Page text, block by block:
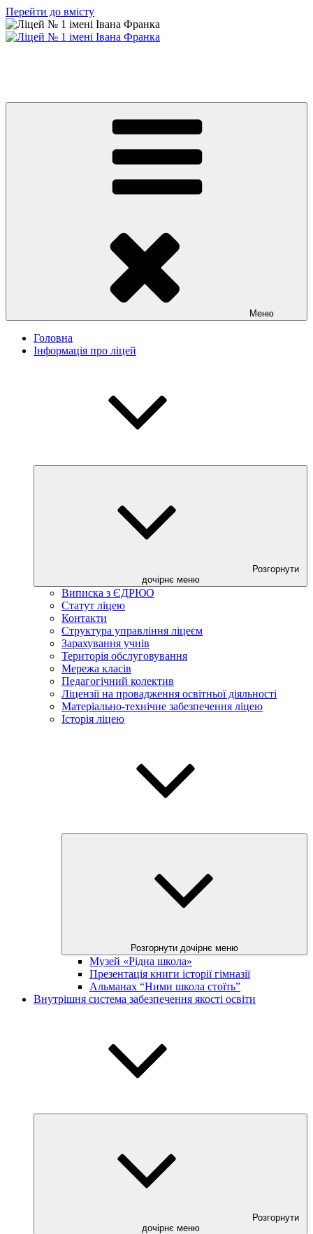
Перейти до вмісту
Меню
Головна
Інформація про ліцей
Розгорнути
дочірнє меню
Виписка з ЄДРЮО
Статут ліцею
Контакти
Структура управління ліцеєм
Зарахування учнів
Територія обслуговування
Мережа класів
Педагогічний колектив
Ліцензії на провадження освітньої діяльності
Матеріально-технічне забезпечення ліцею
Історія ліцею
Розгорнути дочірнє меню
Музей «Рідна школа»
Презентація книги історії гімназії
Альманах “Ними школа стоїть”
Внутрішня система забезпечення якості освіти
Розгорнути
дочірнє меню